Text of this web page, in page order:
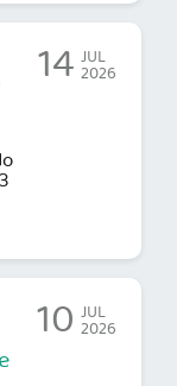
14 JUL
2026
10 JUL
2026